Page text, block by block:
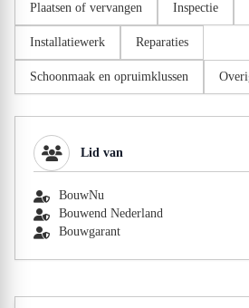
Plaatsen of vervangen Inspectie
Installatiewerk Reparaties
Schoonmaak en opruimklussen
Lid van
BouwNu
Bouwend Nederland
Bouwgarant